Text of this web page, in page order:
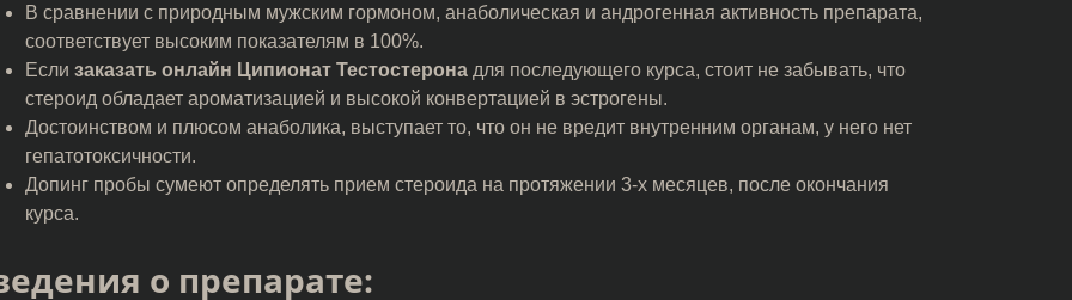
В сравнении с природным мужским гормоном, анаболическая и андрогенная активность препарата,
соответствует высоким показателям в 100%.
Если заказать онлайн Ципионат Тестостерона для последующего курса, стоит не забывать, что
стероид обладает ароматизацией и высокой конвертацией в эстрогены.
Достоинством и плюсом анаболика, выступает то, что он не вредит внутренним органам, у него нет
гепатотоксичности.
Допинг пробы сумеют определять прием стероида на протяжении 3-х месяцев, после окончания
курса.
о препарате: